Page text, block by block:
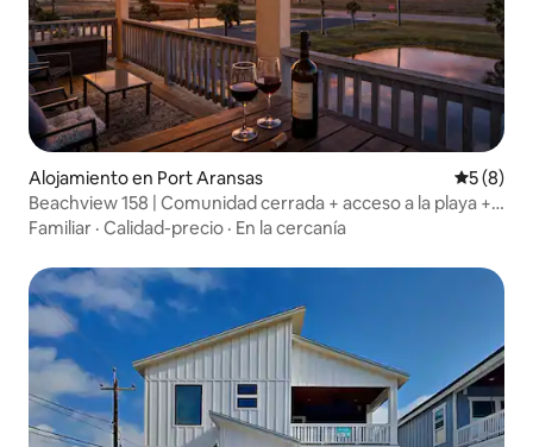
Alojamiento en Port Aransas
5 (8)
Beachview 158 | Comunidad cerrada + acceso a la playa +
capacidad para 10 personas
Familiar · Calidad-precio · En la cercanía